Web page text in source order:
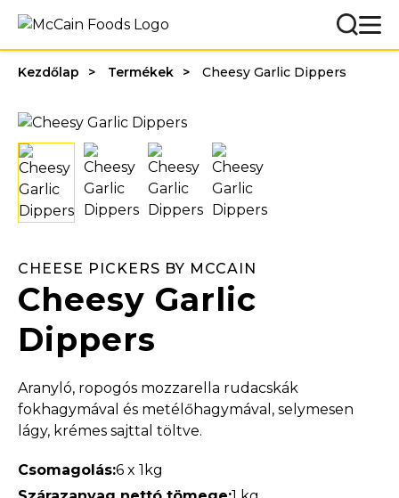
Kezdőlap Termékek Cheesy Garlic Dippers
CHEESE PICKERS BY MCCAIN
Cheesy Garlic
Dippers
Aranyló, ropogós mozzarella rudacskák
fokhagymával és metélőhagymával, selymesen
lágy, krémes sajttal töltve.
Csomagolás:6 x 1kg